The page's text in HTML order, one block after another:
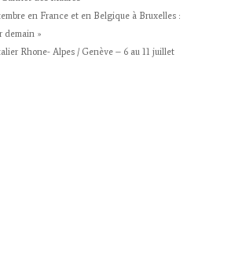
en France et en Belgique à Bruxelles :
demain »
Rhone- Alpes / Genève – 6 au 11 juillet